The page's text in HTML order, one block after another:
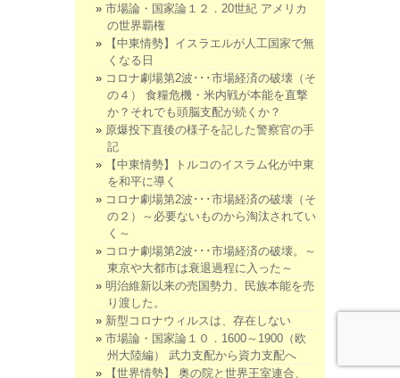
市場論・国家論１２．20世紀 アメリカ
の世界覇権
【中東情勢】イスラエルが人工国家で無
くなる日
コロナ劇場第2波･･･市場経済の破壊（そ
の４） 食糧危機・米内戦が本能を直撃
か？それでも頭脳支配が続くか？
原爆投下直後の様子を記した警察官の手
記
【中東情勢】トルコのイスラム化が中東
を和平に導く
コロナ劇場第2波･･･市場経済の破壊（そ
の２）～必要ないものから淘汰されてい
く～
コロナ劇場第2波･･･市場経済の破壊。～
東京や大都市は衰退過程に入った～
明治維新以来の売国勢力、民族本能を売
り渡した。
新型コロナウィルスは、存在しない
市場論・国家論１０．1600～1900（欧
州大陸編） 武力支配から資力支配へ
【世界情勢】 奥の院と世界王室連合、